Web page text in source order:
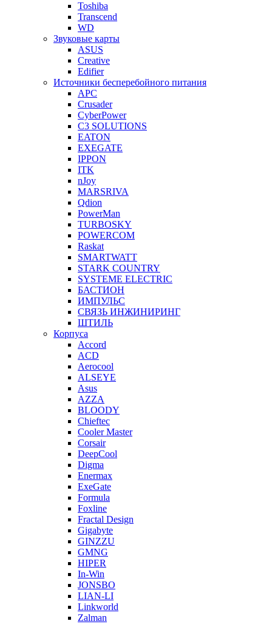
Toshiba
Transcend
WD
Звуковые карты
ASUS
Creative
Edifier
Источники бесперебойного питания
APC
Crusader
CyberPower
C3 SOLUTIONS
EATON
EXEGATE
IPPON
ITK
nJoy
MARSRIVA
Qdion
PowerMan
TURBOSKY
POWERCOM
Raskat
SMARTWATT
STARK COUNTRY
SYSTEME ELECTRIC
БАСТИОН
ИМПУЛЬС
СВЯЗЬ ИНЖИНИРИНГ
ШТИЛЬ
Корпуса
Accord
ACD
Aerocool
ALSEYE
Asus
AZZA
BLOODY
Chieftec
Cooler Master
Corsair
DeepCool
Digma
Enermax
ExeGate
Formula
Foxline
Fractal Design
Gigabyte
GINZZU
GMNG
HIPER
In-Win
JONSBO
LIAN-LI
Linkworld
Zalman